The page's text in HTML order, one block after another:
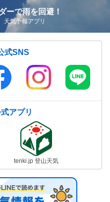
ーで雨を回避！
気予報アプリ
式SNS
アプリ
tenki.jp 登山天気